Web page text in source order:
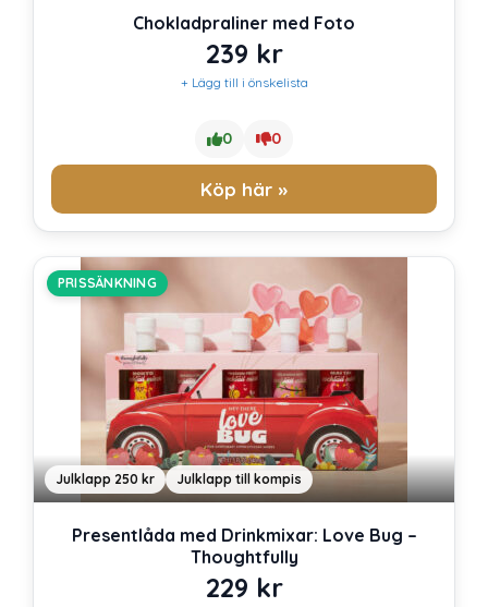
Chokladpraliner med Foto
239 kr
+ Lägg till i önskelista
0 0
Köp här »
PRISSÄNKNING
Julklapp 250 kr Julklapp till kompis
Presentlåda med Drinkmixar: Love Bug –
Thoughtfully
229 kr